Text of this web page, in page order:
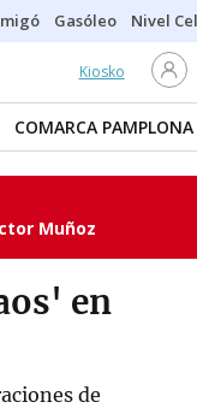
Gasóleo Nivel
Kiosko
COMARCA PAMPLONA
Muñoz
en
de